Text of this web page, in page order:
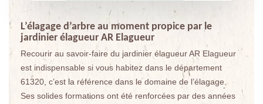
L’élagage d’arbre au moment propice par le
jardinier élagueur AR Elagueur
Recourir au savoir-faire du jardinier élagueur AR Elagueur
est indispensable si vous habitez dans le département
61320, c’est la référence dans le domaine de l’élagage.
Ses solides formations ont été renforcées par des années